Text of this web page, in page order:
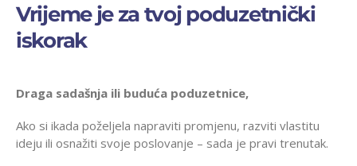
Vrijeme je za tvoj poduzetnički
iskorak
Draga sadašnja ili buduća poduzetnice,
Ako si ikada poželjela napraviti promjenu, razviti vlastitu
ideju ili osnažiti svoje poslovanje – sada je pravi trenutak.